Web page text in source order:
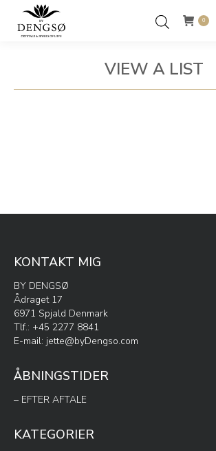
0
VIEW A LIST
You are here:
KONTAKT MIG
BY DENGSØ
Ådraget 17
6971 Spjald Denmark
Tlf.: +45 2277 8841
E-mail: jette@byDengso.com
ÅBNINGSTIDER
– EFTER AFTALE
KATEGORIER